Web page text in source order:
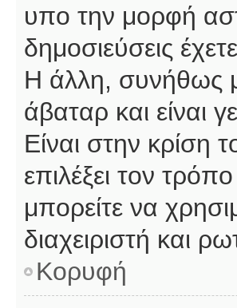
υπο την μορφή
δημοσιεύσεις
Η άλλη, συνήθως
άβαταρ και είναι
Είναι στην κρίση
επιλέξει τον
μπορείτε να
διαχειριστή και
Κορυφή